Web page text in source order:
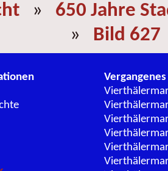
» 650 Jahre
» Bild 627
Vergangenes